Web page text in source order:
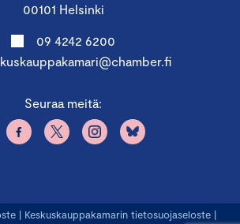
00101 Helsinki
09 4242 6200
Seuraa meitä:
| Keskuskauppakamarin tietosuojaseloste |